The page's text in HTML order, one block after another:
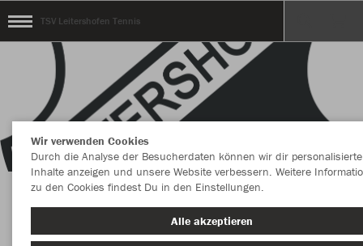
TSV Leitershofen Tennis
Herzlich Willkommen im Teamshop TSV
Leitershofen Tennis
Wir verwenden Cookies
Durch die Analyse der Besucherdaten können wir dir personalisierte
Inhalte anzeigen und unsere Website verbessern. Weitere
zu den Cookies findest Du in den Einstellungen.
Alle akzeptieren